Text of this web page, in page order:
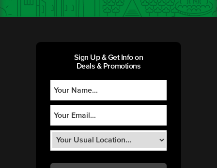
Sign Up & Get Info on
Deals & Promotions